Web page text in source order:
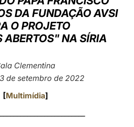
DA FUNDAÇÃO AVSI
O PROJETO
ABERTOS" NA SÍRIA
Clementina
de setembro de 2022
[Multimídia]